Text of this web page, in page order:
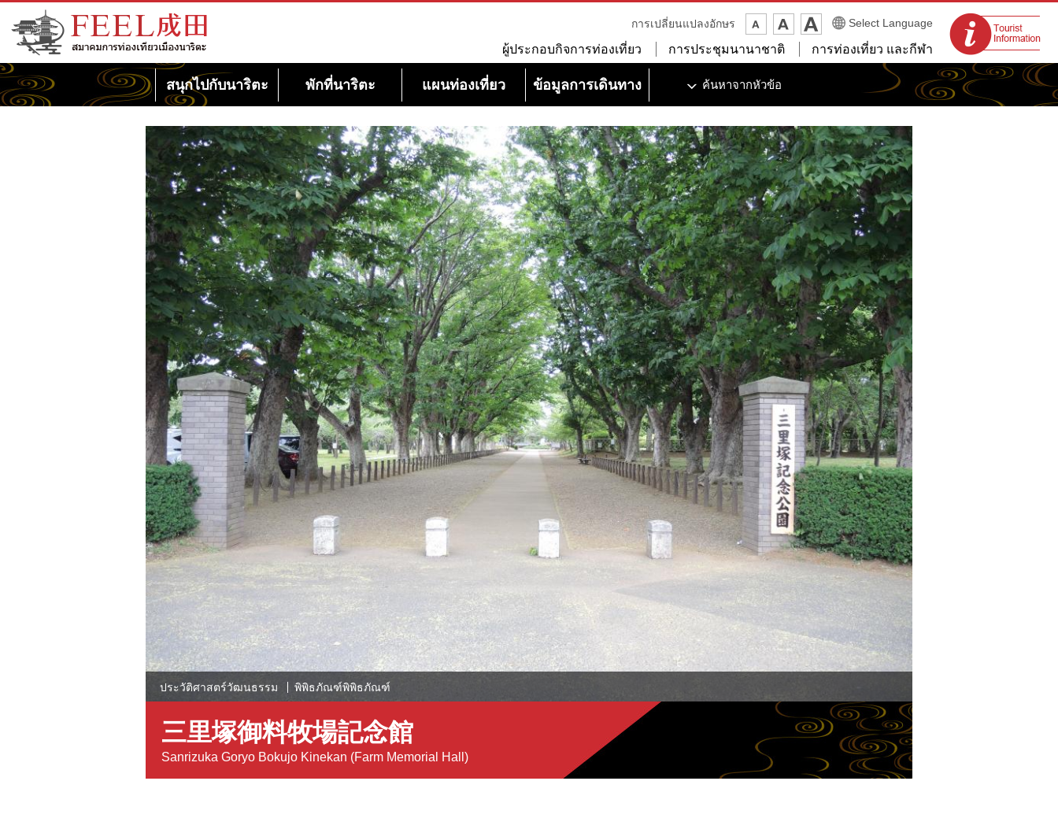
เว็บไซต์สมาคมการท่องเที่ยวเมืองนาริตะ
FEEL นาริตะ
จุดแนะนำนักท่อง
เที่ยว
การเปลี่ยนแปลงอักษร Select Language
ผู้ประกอบกิจการท่องเที่ยว การประชุมนานาชาติ การท่องเที่ยว และกีฬา
สนุกไปกับนาริตะ พักที่นาริตะ แผนท่องเที่ยว ข้อมูลการเดินทาง ค้นหาจากหัวข้อ
ประวัติศาสตร์วัฒนธรรม พิพิธภัณฑ์พิพิธภัณฑ์
三里塚御料牧場記念館
Sanrizuka Goryo Bokujo Kinekan (Farm Memorial Hall)